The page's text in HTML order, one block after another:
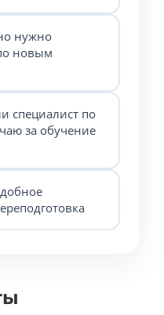
нужно
новым
специалист по
за обучение